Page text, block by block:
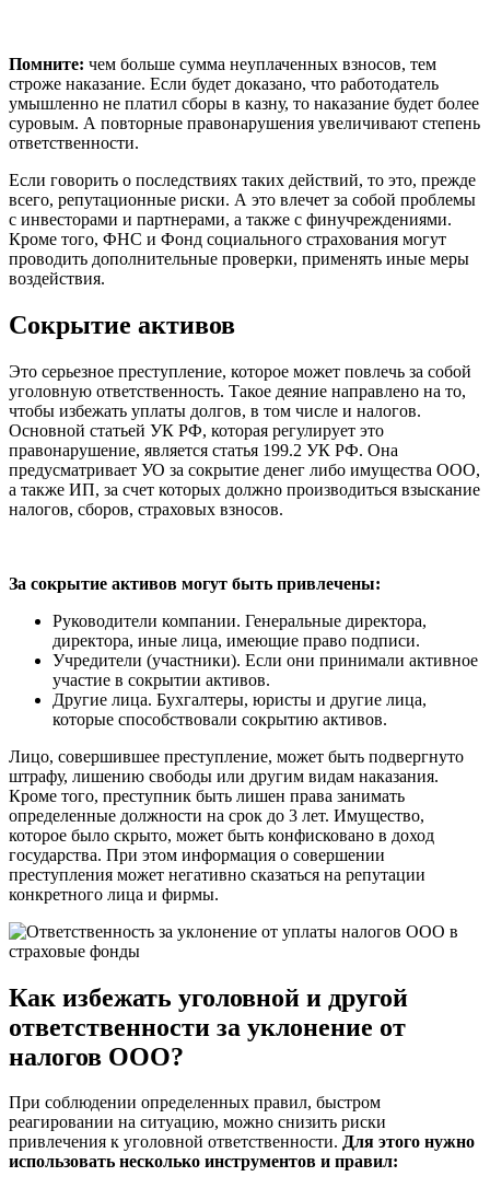
Помните: чем больше сумма неуплаченных взносов, тем
строже наказание. Если будет доказано, что работодатель
умышленно не платил сборы в казну, то наказание будет более
суровым. А повторные правонарушения увеличивают степень
ответственности.
Если говорить о последствиях таких действий, то это, прежде
всего, репутационные риски. А это влечет за собой проблемы
с инвесторами и партнерами, а также с финучреждениями.
Кроме того, ФНС и Фонд социального страхования могут
проводить дополнительные проверки, применять иные меры
воздействия.
Сокрытие активов
Это серьезное преступление, которое может повлечь за собой
уголовную ответственность. Такое деяние направлено на то,
чтобы избежать уплаты долгов, в том числе и налогов.
Основной статьей УК РФ, которая регулирует это
правонарушение, является статья 199.2 УК РФ. Она
предусматривает УО за сокрытие денег либо имущества ООО,
а также ИП, за счет которых должно производиться взыскание
налогов, сборов, страховых взносов.
За сокрытие активов могут быть привлечены:
Руководители компании. Генеральные директора,
директора, иные лица, имеющие право подписи.
Учредители (участники). Если они принимали активное
участие в сокрытии активов.
Другие лица. Бухгалтеры, юристы и другие лица,
которые способствовали сокрытию активов.
Лицо, совершившее преступление, может быть подвергнуто
штрафу, лишению свободы или другим видам наказания.
Кроме того, преступник быть лишен права занимать
определенные должности на срок до 3 лет. Имущество,
которое было скрыто, может быть конфисковано в доход
государства. При этом информация о совершении
преступления может негативно сказаться на репутации
конкретного лица и фирмы.
Как избежать уголовной и другой
ответственности за уклонение от
налогов ООО?
При соблюдении определенных правил, быстром
реагировании на ситуацию, можно снизить риски
привлечения к уголовной ответственности. Для этого нужно
использовать несколько инструментов и правил: